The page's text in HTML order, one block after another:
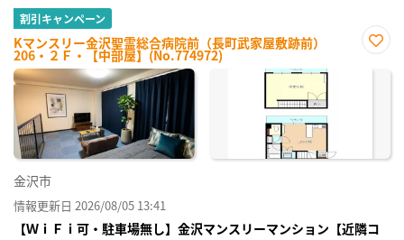
割引キャンペーン
Kマンスリー金沢聖霊総合病院前（長町武家屋敷跡前）
206・２Ｆ・【中部屋】(No.774972)
に入
金沢市
情報更新日 2026/08/05 13:41
【ＷｉＦｉ可・駐車場無し】金沢マンスリーマンション【近隣コ